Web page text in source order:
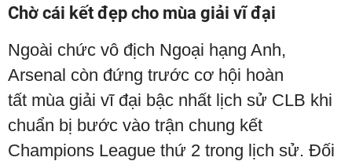
Chờ cái kết đẹp cho mùa giải vĩ đại
Ngoài chức vô địch Ngoại hạng Anh,
Arsenal còn đứng trước cơ hội hoàn
tất mùa giải vĩ đại bậc nhất lịch sử CLB khi
chuẩn bị bước vào trận chung kết
Champions League thứ 2 trong lịch sử. Đối